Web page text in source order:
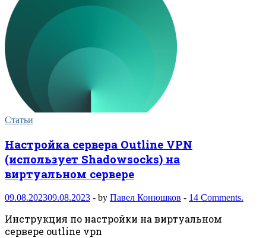
Статьи
Настройка сервера Outline VPN
(использует Shadowsocks) на
виртуальном сервере
09.08.202309.08.2023 - by Павел Конюшков - 14 Comments.
Инструкция по настройки на виртуальном
сервере outline vpn